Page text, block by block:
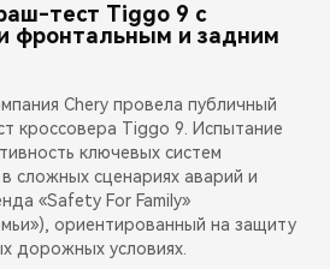
тест Tiggo 9 с
фронтальным и задним
Chery провела публичный
кроссовера Tiggo 9. Испытание
ключевых систем
сложных сценариях аварий и
«Safety For Family»
ориентированный на защиту
дорожных условиях.